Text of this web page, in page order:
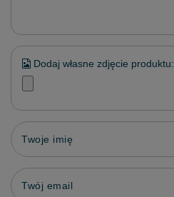
Dodaj własne zdjęcie produktu:
Twoje imię
Twój email